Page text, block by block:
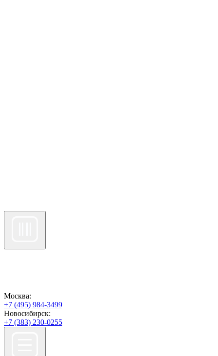
Москва:
+7 (495) 984-3499
Новосибирск:
+7 (383) 230-0255